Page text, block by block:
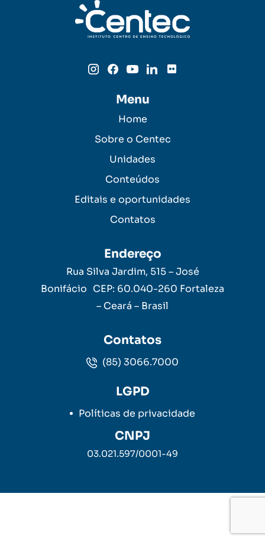
Menu
Home
Sobre o Centec
Unidades
Conteúdos
Editais e oportunidades
Contatos
Endereço
Rua Silva Jardim, 515 – José
Bonifácio CEP: 60.040-260 Fortaleza
– Ceará – Brasil
Contatos
(85) 3066.7000
LGPD
Políticas de privacidade
CNPJ
03.021.597/0001-49